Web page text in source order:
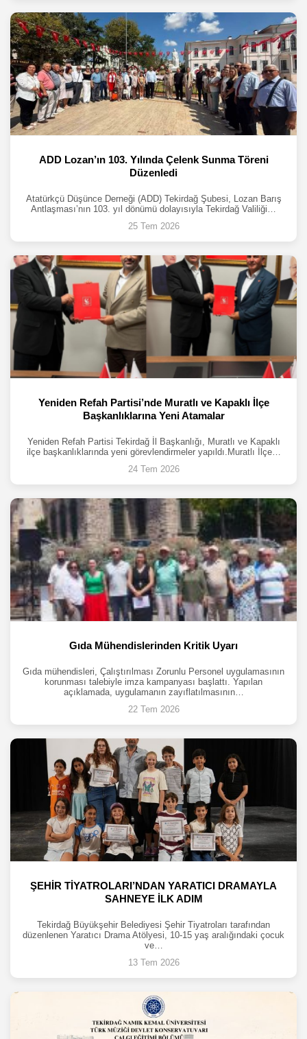
ADD Lozan’ın 103. Yılında Çelenk Sunma Töreni
Düzenledi
Atatürkçü Düşünce Derneği (ADD) Tekirdağ Şubesi, Lozan Barış
Antlaşması’nın 103. yıl dönümü dolayısıyla Tekirdağ Valiliği…
25 Tem 2026
Yeniden Refah Partisi’nde Muratlı ve Kapaklı İlçe
Başkanlıklarına Yeni Atamalar
Yeniden Refah Partisi Tekirdağ İl Başkanlığı, Muratlı ve Kapaklı
ilçe başkanlıklarında yeni görevlendirmeler yapıldı.Muratlı İlçe…
24 Tem 2026
Gıda Mühendislerinden Kritik Uyarı
Gıda mühendisleri, Çalıştırılması Zorunlu Personel uygulamasının
korunması talebiyle imza kampanyası başlattı. Yapılan
açıklamada, uygulamanın zayıflatılmasının…
22 Tem 2026
ŞEHİR TİYATROLARI’NDAN YARATICI DRAMAYLA
SAHNEYE İLK ADIM
Tekirdağ Büyükşehir Belediyesi Şehir Tiyatroları tarafından
düzenlenen Yaratıcı Drama Atölyesi, 10-15 yaş aralığındaki çocuk
ve…
13 Tem 2026